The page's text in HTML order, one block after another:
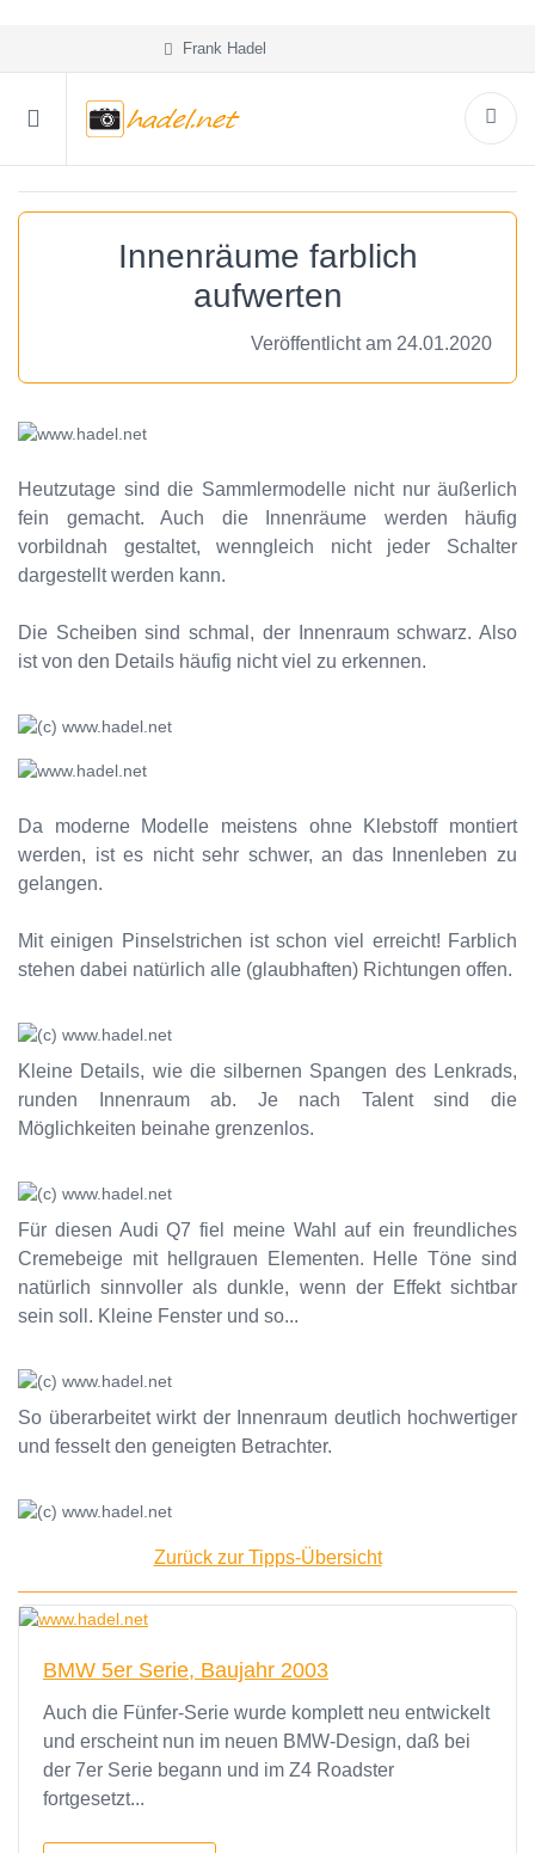
Frank Hadel
Innenräume farblich
aufwerten
Veröffentlicht am 24.01.2020
Heutzutage sind die Sammlermodelle nicht nur äußerlich
fein gemacht. Auch die Innenräume werden häufig
vorbildnah gestaltet, wenngleich nicht jeder Schalter
dargestellt werden kann.
Die Scheiben sind schmal, der Innenraum schwarz. Also
ist von den Details häufig nicht viel zu erkennen.
Da moderne Modelle meistens ohne Klebstoff montiert
werden, ist es nicht sehr schwer, an das Innenleben zu
gelangen.
Mit einigen Pinselstrichen ist schon viel erreicht! Farblich
stehen dabei natürlich alle (glaubhaften) Richtungen offen.
Kleine Details, wie die silbernen Spangen des Lenkrads,
runden Innenraum ab. Je nach Talent sind die
Möglichkeiten beinahe grenzenlos.
Für diesen Audi Q7 fiel meine Wahl auf ein freundliches
Cremebeige mit hellgrauen Elementen. Helle Töne sind
natürlich sinnvoller als dunkle, wenn der Effekt sichtbar
sein soll. Kleine Fenster und so...
So überarbeitet wirkt der Innenraum deutlich hochwertiger
und fesselt den geneigten Betrachter.
Zurück zur Tipps-Übersicht
BMW 5er Serie, Baujahr 2003
Auch die Fünfer-Serie wurde komplett neu entwickelt
und erscheint nun im neuen BMW-Design, daß bei
der 7er Serie begann und im Z4 Roadster
fortgesetzt...